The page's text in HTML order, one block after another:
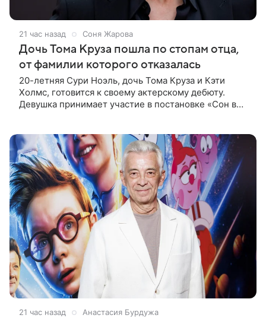
21 час назад Соня Жарова
Дочь Тома Круза пошла по стопам отца,
от фамилии которого отказалась
20-летняя Сури Ноэль, дочь Тома Круза и Кэти
Холмс, готовится к своему актерскому дебюту.
Девушка принимает участие в постановке «Сон в
21 час назад Анастасия Бурдужа